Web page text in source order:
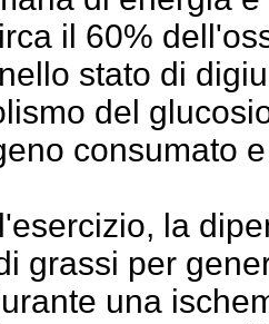
il 60%
stato di
del
consumato
la
grassi per
una